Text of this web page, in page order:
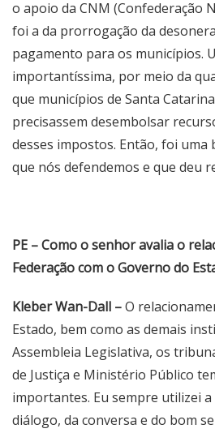
o apoio da CNM (Confederação
foi a da prorrogação da
pagamento para os municípios.
importantíssima, por meio da
que municípios de Santa
precisassem desembolsar
desses impostos. Então, foi
que nós defendemos e que deu
PE – Como o senhor avalia o
Federação com o Governo do
Kleber Wan-Dall –O
Estado, bem como as demais
Assembleia Legislativa, os
de Justiça e Ministério Público
importantes. Eu sempre utilizei
diálogo, da conversa e do bom